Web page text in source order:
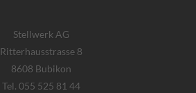
Stellwerk AG
Ritterhausstrasse 8
8608 Bubikon
Tel. 055 525 81 44